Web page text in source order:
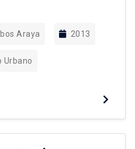
Araya 2013
Urbano